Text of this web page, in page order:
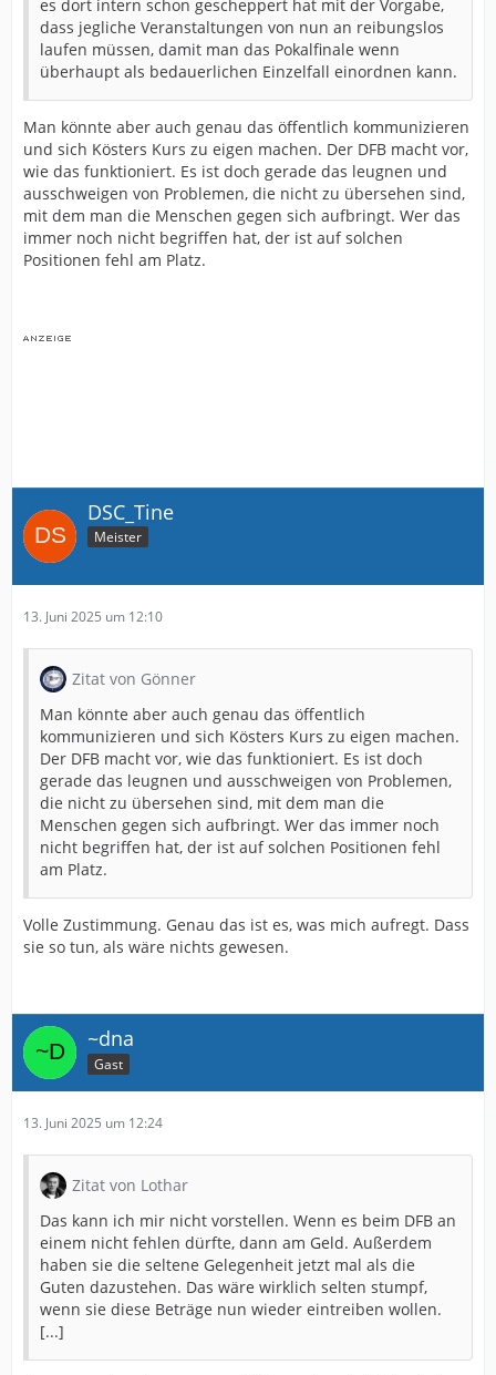
es dort intern schon gescheppert hat mit der Vorgabe,
dass jegliche Veranstaltungen von nun an reibungslos
laufen müssen, damit man das Pokalfinale wenn
überhaupt als bedauerlichen Einzelfall einordnen kann.
Man könnte aber auch genau das öffentlich kommunizieren
und sich Kösters Kurs zu eigen machen. Der DFB macht vor,
wie das funktioniert. Es ist doch gerade das leugnen und
ausschweigen von Problemen, die nicht zu übersehen sind,
mit dem man die Menschen gegen sich aufbringt. Wer das
immer noch nicht begriffen hat, der ist auf solchen
Positionen fehl am Platz.
DSC_Tine
Meister
13. Juni 2025 um 12:10
Zitat von Gönner
Man könnte aber auch genau das öffentlich
kommunizieren und sich Kösters Kurs zu eigen machen.
Der DFB macht vor, wie das funktioniert. Es ist doch
gerade das leugnen und ausschweigen von Problemen,
die nicht zu übersehen sind, mit dem man die
Menschen gegen sich aufbringt. Wer das immer noch
nicht begriffen hat, der ist auf solchen Positionen fehl
am Platz.
Volle Zustimmung. Genau das ist es, was mich aufregt. Dass
sie so tun, als wäre nichts gewesen.
~dna
Gast
13. Juni 2025 um 12:24
Zitat von Lothar
Das kann ich mir nicht vorstellen. Wenn es beim DFB an
einem nicht fehlen dürfte, dann am Geld. Außerdem
haben sie die seltene Gelegenheit jetzt mal als die
Guten dazustehen. Das wäre wirklich selten stumpf,
wenn sie diese Beträge nun wieder eintreiben wollen.
[...]